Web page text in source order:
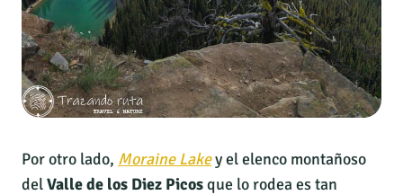
Por otro lado, Moraine Lakey el elenco montañoso
delValle de los Diez Picosque lo rodea es tan